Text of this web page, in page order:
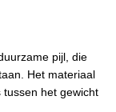
pijl, die
Het materiaal
het gewicht